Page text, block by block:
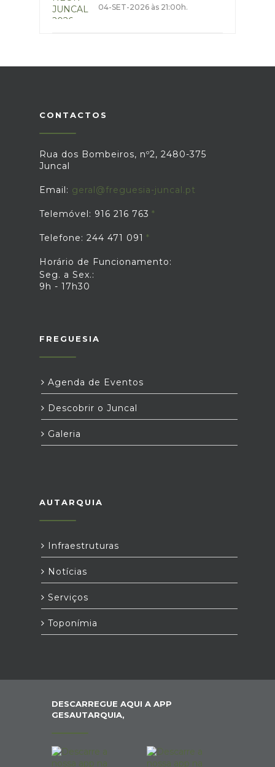
04-SET-2026 às 21:00h.
CONTACTOS
Rua dos Bombeiros, nº2, 2480-375
Juncal
Email: geral@freguesia-juncal.pt
Telemóvel: 916 216 763
Telefone: 244 471 091
Horário de Funcionamento:
Seg. a Sex.:
9h - 17h30
FREGUESIA
Agenda de Eventos
Descobrir o Juncal
Galeria
AUTARQUIA
Infraestruturas
Notícias
Serviços
Toponímia
DESCARREGUE AQUI A APP
GESAUTARQUIA,